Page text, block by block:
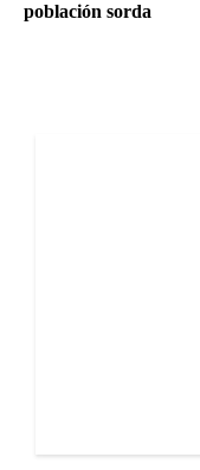
población sorda